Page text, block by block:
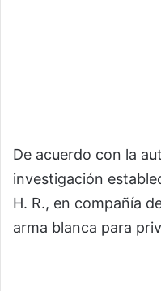
De acuerdo con la
investigación
H. R., en compañía
arma blanca para